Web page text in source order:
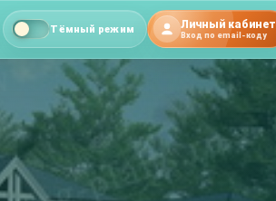
Тёмный режим Личный кабинет
Вход по email-коду